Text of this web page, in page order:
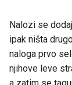
Nalozi se
ipak ništa
naloga prvo
njihove leve